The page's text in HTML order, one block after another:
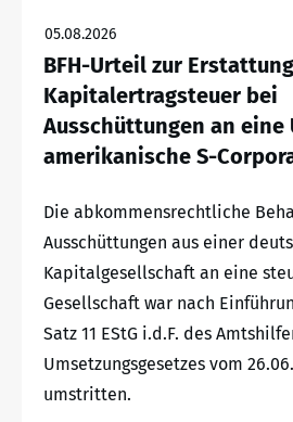
05.08.2026
BFH-Urteil zur
Kapitalertragsteuer bei
Ausschüttungen an eine
amerikanische S-
Die abkommensrechtliche
Ausschüttungen aus einer
Kapitalgesellschaft an eine
Gesellschaft war nach
Satz 11 EStG i.d.F. des
Umsetzungsgesetzes vom
umstritten.